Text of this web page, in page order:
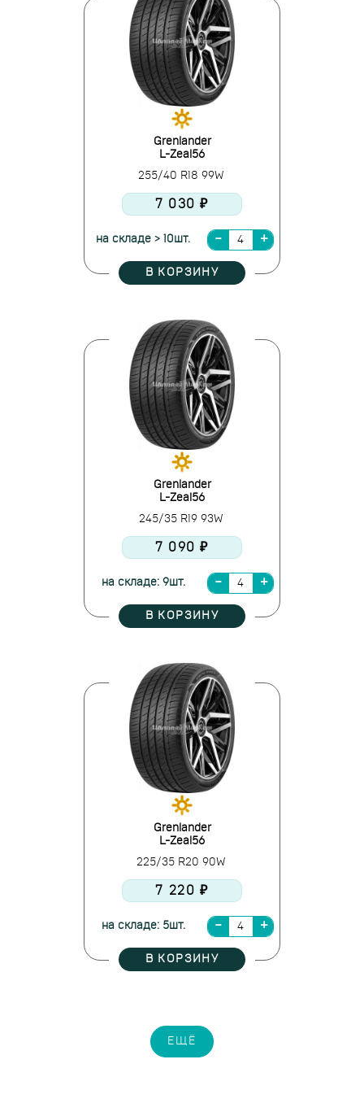
Grenlander
L-Zeal56
255/40 R18 99W
7 030 ₽
на складе > 10шт.
В КОРЗИНУ
Grenlander
L-Zeal56
245/35 R19 93W
7 090 ₽
на складе: 9шт.
В КОРЗИНУ
Grenlander
L-Zeal56
225/35 R20 90W
7 220 ₽
на складе: 5шт.
В КОРЗИНУ
ЕЩЁ